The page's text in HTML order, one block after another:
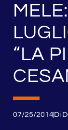
“LA
07/25/2014Di